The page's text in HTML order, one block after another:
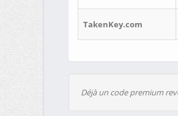
TakenKey.com
Déjà un code premium